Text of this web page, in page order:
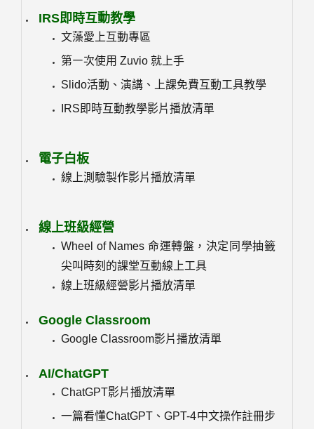
IRS即時互動教學
文藻愛上互動專區
第㇐次使用 Zuvio 就上手
Slido活動、演講、上課免費互動工具教學
IRS即時互動教學影片播放清單
電子白板
線上測驗製作影片播放清單
線上班級經營
Wheel of Names 命運轉盤，決定同學抽籤
尖叫時刻的課堂互動線上工具
線上班級經營影片播放清單
Google Classroom
Google Classroom影片播放清單
AI/ChatGPT
ChatGPT影片播放清單
一篇看懂ChatGPT、GPT-4中文操作註冊步